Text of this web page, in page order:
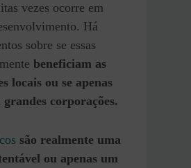
vezes ocorre em
Há
sobre se essas
beneficiam as
locais ou se apenas
corporações.
são realmente uma
ou apenas um